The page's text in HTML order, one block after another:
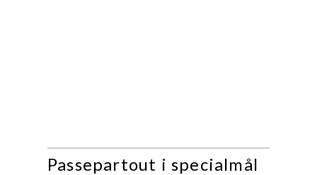
Passepartout i specialmål